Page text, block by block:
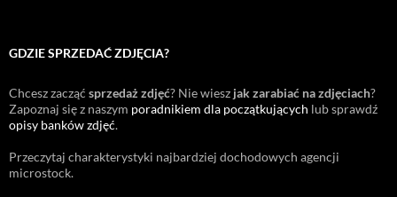
GDZIE SPRZEDAĆ ZDJĘCIA?
Chcesz zacząć sprzedaż zdjęć? Nie wiesz jak zarabiać na zdjęciach?
Zapoznaj się z naszym poradnikiem dla początkujących lub sprawdź
opisy banków zdjęć.
Przeczytaj charakterystyki najbardziej dochodowych agencji
microstock.